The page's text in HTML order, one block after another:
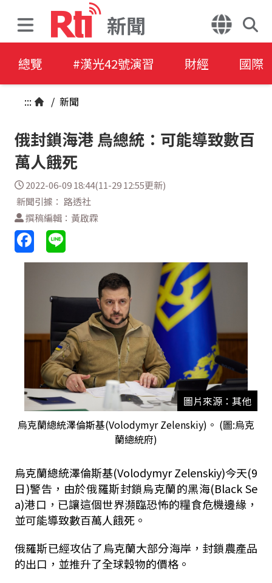
新聞
總覽 #漢光42號演習 財經 國際
::: / 新聞
俄封鎖海港 烏總統：可能導致數百
萬人餓死
2022-06-09 18:44(11-29 12:55更新)
新聞引據： 路透社
撰稿編輯：黃啟霖
圖片來源：其他
烏克蘭總統澤倫斯基(Volodymyr Zelenskiy)。 (圖:烏克
蘭總統府)
烏克蘭總統澤倫斯基(Volodymyr Zelenskiy)今天(9
日)警告，由於俄羅斯封鎖烏克蘭的黑海(Black Se
a)港口，已讓這個世界瀕臨恐怖的糧食危機邊緣，
並可能導致數百萬人餓死。
俄羅斯已經攻佔了烏克蘭大部分海岸，封鎖農產品
的出口，並推升了全球穀物的價格。